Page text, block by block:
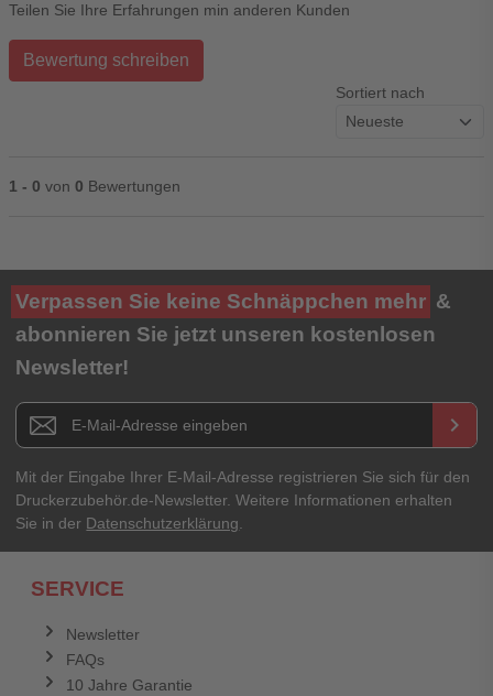
Teilen Sie Ihre Erfahrungen min anderen Kunden
Bewertung schreiben
Sortiert nach
1 - 0 von 0 Bewertungen
Ihre Bewertung**
★★★★★
Titel**
E-Mail-Adresse
Ihr Passwort
Verpassen Sie keine Schnäppchen mehr &
abonnieren Sie jetzt unseren kostenlosen
Newsletter!
Newsletter E-Mail Adresse keyboard_arrow_right
Mit der Eingabe Ihrer E-Mail-Adresse registrieren Sie sich für den
Druckerzubehör.de-Newsletter. Weitere Informationen erhalten
Sie in der Datenschutzerklärung.
SERVICE
Newsletter
FAQs
10 Jahre Garantie